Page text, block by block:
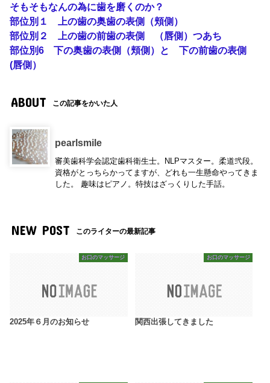
そもそもなんの為に歯を磨くのか？
部位別１ 上の歯の奥歯の表側（頬側）
部位別２ 上の歯の前歯の表側 （唇側）つあち
部位別6 下の奥歯の表側（頬側）と 下の前歯の表側
(唇側）
ABOUT この記事をかいた人
pearlsmile
審美歯科学会認定歯科衛生士。NLPマスター。柔道弐段。
資格がとっちらかってますが、どれも一生懸命やってきま
した。 趣味はピアノ。特技はざっくりした手話。
NEW POST このライターの最新記事
お口のマッサージ
2025年６月のお知らせ
お口のマッサージ
関西出張してきました